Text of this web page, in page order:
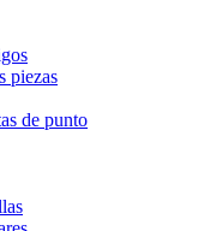
piezas
de punto